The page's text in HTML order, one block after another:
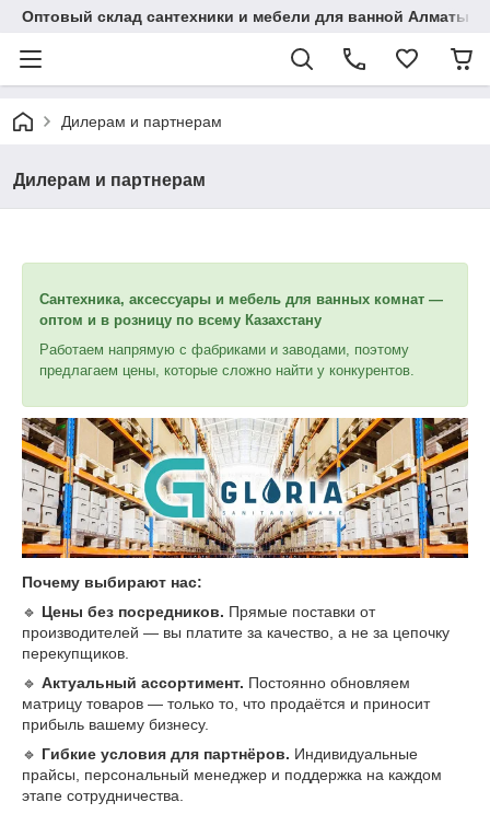
Оптовый склад сантехники и мебели для ванной Алматы •
Дилерам и партнерам
Дилерам и партнерам
Сантехника, аксессуары и мебель для ванных комнат —
оптом и в розницу по всему Казахстану
Работаем напрямую с фабриками и заводами, поэтому
предлагаем цены, которые сложно найти у конкурентов.
Почему выбирают нас:
🔹 Цены без посредников. Прямые поставки от
производителей — вы платите за качество, а не за цепочку
перекупщиков.
🔹 Актуальный ассортимент. Постоянно обновляем
матрицу товаров — только то, что продаётся и приносит
прибыль вашему бизнесу.
🔹 Гибкие условия для партнёров. Индивидуальные
прайсы, персональный менеджер и поддержка на каждом
этапе сотрудничества.